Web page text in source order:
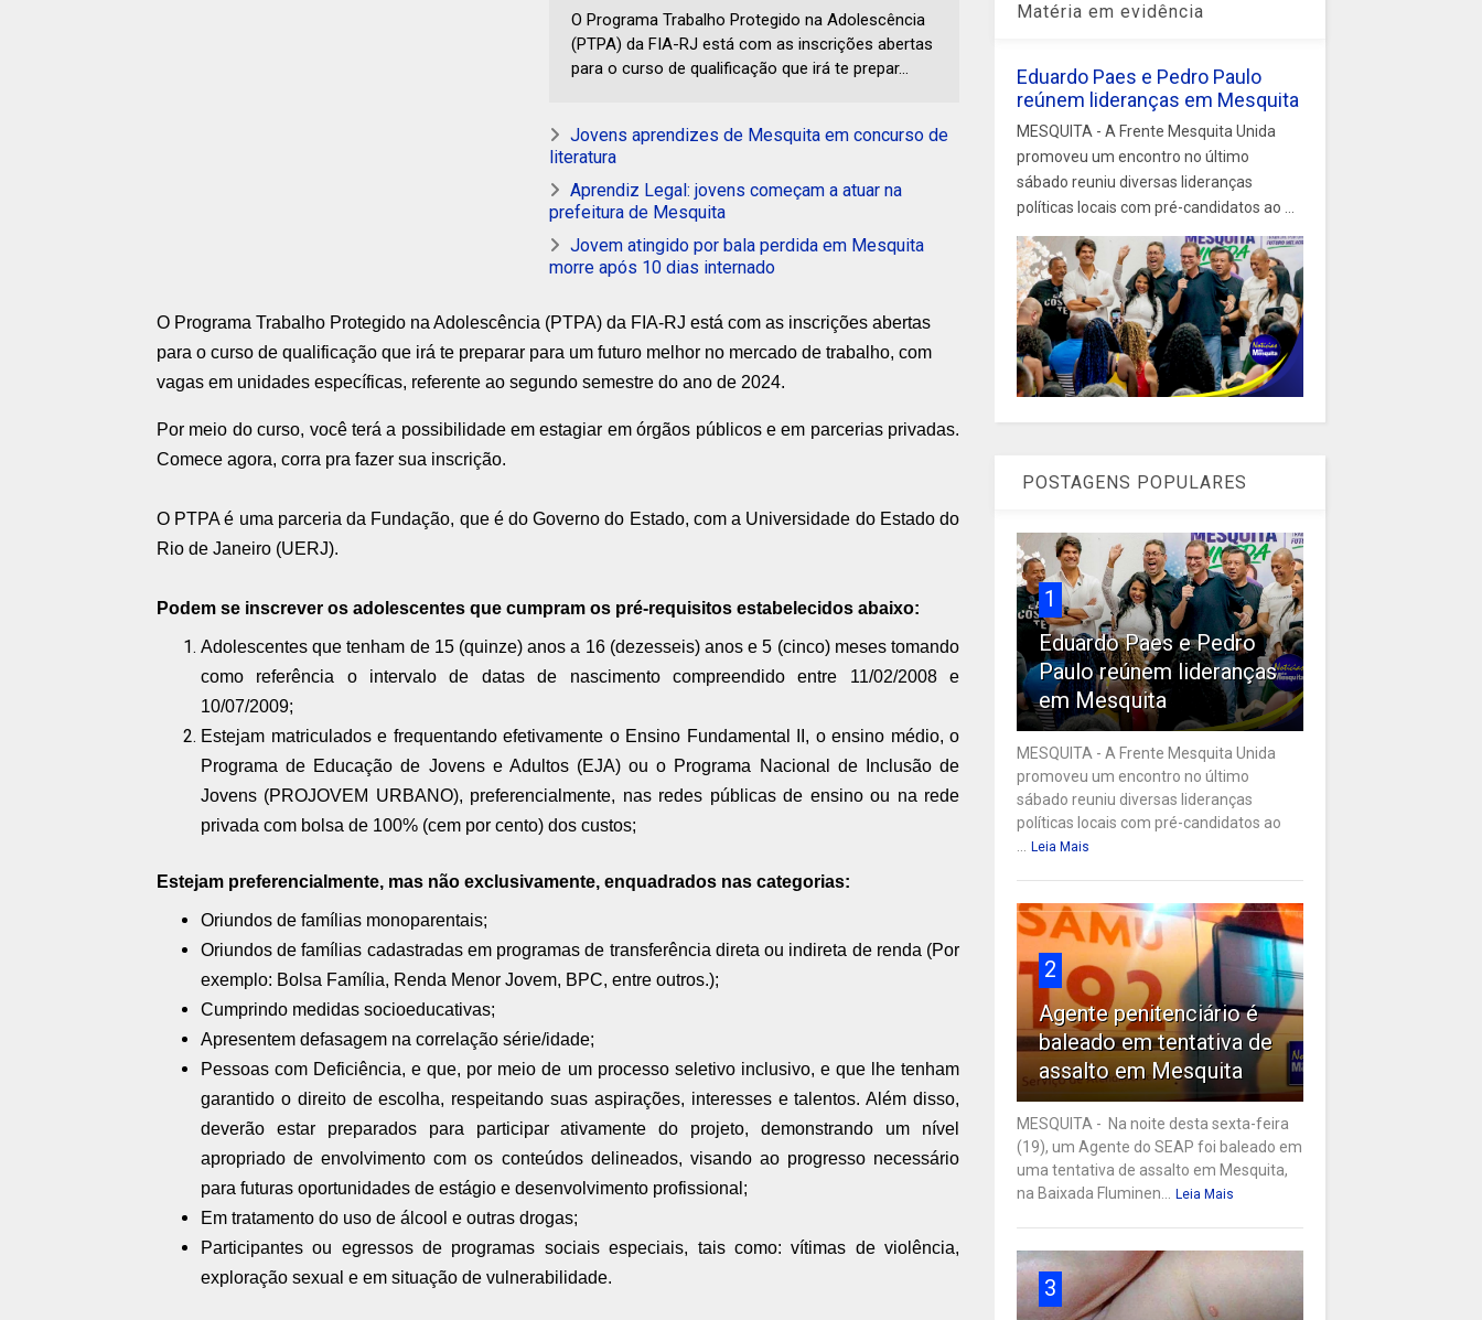
O Programa Trabalho Protegido na Adolescência
(PTPA) da FIA-RJ está com as inscrições abertas
para o curso de qualificação que irá te prepar...
Jovens aprendizes de Mesquita em concurso de
literatura
Aprendiz Legal: jovens começam a atuar na
prefeitura de Mesquita
Jovem atingido por bala perdida em Mesquita
morre após 10 dias internado
O Programa Trabalho Protegido na Adolescência (PTPA) da FIA-RJ está com as inscrições abertas
para o curso de qualificação que irá te preparar para um futuro melhor no mercado de trabalho, com
vagas em unidades específicas, referente ao segundo semestre do ano de 2024.
Por meio do curso, você terá a possibilidade em estagiar em órgãos públicos e em parcerias privadas.
Comece agora, corra pra fazer sua inscrição.
O PTPA é uma parceria da Fundação, que é do Governo do Estado, com a Universidade do Estado do
Rio de Janeiro (UERJ).
Podem se inscrever os adolescentes que cumpram os pré-requisitos estabelecidos abaixo:
Adolescentes que tenham de 15 (quinze) anos a 16 (dezesseis) anos e 5 (cinco) meses tomando
como referência o intervalo de datas de nascimento compreendido entre 11/02/2008 e
10/07/2009;
Estejam matriculados e frequentando efetivamente o Ensino Fundamental II, o ensino médio, o
Programa de Educação de Jovens e Adultos (EJA) ou o Programa Nacional de Inclusão de
Jovens (PROJOVEM URBANO), preferencialmente, nas redes públicas de ensino ou na rede
privada com bolsa de 100% (cem por cento) dos custos;
Estejam preferencialmente, mas não exclusivamente, enquadrados nas categorias:
Oriundos de famílias monoparentais;
Oriundos de famílias cadastradas em programas de transferência direta ou indireta de renda (Por
exemplo: Bolsa Família, Renda Menor Jovem, BPC, entre outros.);
Cumprindo medidas socioeducativas;
Apresentem defasagem na correlação série/idade;
Pessoas com Deficiência, e que, por meio de um processo seletivo inclusivo, e que lhe tenham
garantido o direito de escolha, respeitando suas aspirações, interesses e talentos. Além disso,
deverão estar preparados para participar ativamente do projeto, demonstrando um nível
apropriado de envolvimento com os conteúdos delineados, visando ao progresso necessário
para futuras oportunidades de estágio e desenvolvimento profissional;
Em tratamento do uso de álcool e outras drogas;
Participantes ou egressos de programas sociais especiais, tais como: vítimas de violência,
exploração sexual e em situação de vulnerabilidade.
Matéria em evidência
Eduardo Paes e Pedro Paulo
reúnem lideranças em Mesquita
MESQUITA - A Frente Mesquita Unida
promoveu um encontro no último
sábado reuniu diversas lideranças
políticas locais com pré-candidatos ao ...
POSTAGENS POPULARES
1
Eduardo Paes e Pedro
Paulo reúnem lideranças
em Mesquita
MESQUITA - A Frente Mesquita Unida
promoveu um encontro no último
sábado reuniu diversas lideranças
políticas locais com pré-candidatos ao
... Leia Mais
2
Agente penitenciário é
baleado em tentativa de
assalto em Mesquita
MESQUITA - Na noite desta sexta-feira
(19), um Agente do SEAP foi baleado em
uma tentativa de assalto em Mesquita,
na Baixada Fluminen... Leia Mais
3